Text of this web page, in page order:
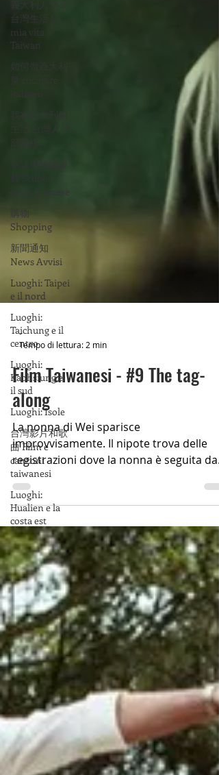
台灣生活 La
mia vita a
Taiwan
購物
Shopping
新聞通知
News Avvisi
Luoghi: Taipei
e il nord
Luoghi:
Taichung e il
centro
Luoghi:
Kaohsiung e
il sud
Luoghi: Isole
台灣影片和歌
曲 Film e
canzoni
taiwanesi
Luoghi:
Hualien e la
costa est
-
Tempo di lettura: 2 min
Film Taiwanesi - #9 The tag-
along
La nonna di Wei sparisce
improvvisamente. Il nipote trova delle
registrazioni dove la nonna è seguita da
una strana ragazzina in rosso...